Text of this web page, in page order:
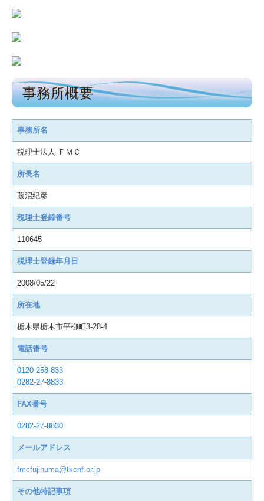
事務所概要
事務所名
税理士法人 ＦＭＣ
所長名
藤沼紀彦
税理士登録番号
110645
税理士登録年月日
2008/05/22
所在地
栃木県栃木市平柳町3-28-4
電話番号
0120-258-833
0282-27-8833
FAX番号
0282-27-8830
メールアドレス
fmcfujinuma@tkcnf.or.jp
その他特記事項